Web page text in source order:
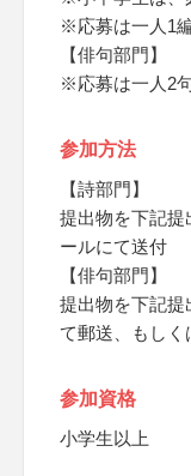
※応募は一人1
【俳句部門】
※応募は一人2
参加方法
【詩部門】
提出物を下記提
ールにて送付
【俳句部門】
提出物を下記提
て郵送、もし
参加資格
小学生以上